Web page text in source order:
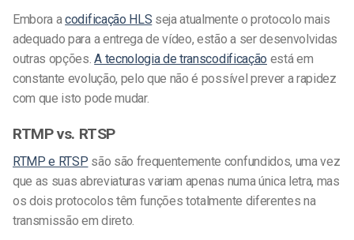
Embora acodificação HLS seja atualmente o protocolo mais
adequado para a entrega de vídeo, estão a ser desenvolvidas
outras opções.A tecnologia de transcodificação está em
constante evolução, pelo que não é possível prever a rapidez
com que isto pode mudar.
RTMP vs. RTSP
RTMP e RTSP são são frequentemente confundidos, uma vez
que as suas abreviaturas variam apenas numa única letra, mas
os dois protocolos têm funções totalmente diferentes na
transmissão em direto.